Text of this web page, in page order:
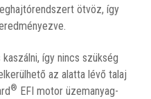
ötvöz, így
így nincs szükség
az alatta lévő talaj
® EFI motor üzemanyag-